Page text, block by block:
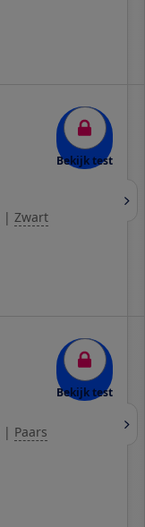
Bekijk test
| Zwart
Bekijk test
| Paars